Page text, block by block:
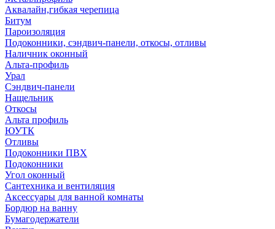
Аквалайн,гибкая черепица
Битум
Пароизоляция
Подоконники, сэндвич-панели, откосы, отливы
Наличник оконный
Альта-профиль
Урал
Сэндвич-панели
Нащельник
Откосы
Альта профиль
ЮУТК
Отливы
Подоконники ПВХ
Подоконники
Угол оконный
Сантехника и вентиляция
Аксессуары для ванной комнаты
Бордюр на ванну
Бумагодержатели